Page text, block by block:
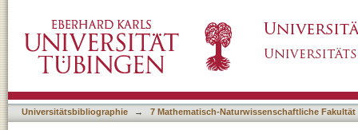
Lichtsignalanlagen
Universitätsbibliographie → 7 Mathematisch-Naturwissenschaftliche Fakultät